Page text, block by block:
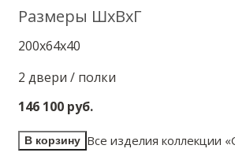
Размеры ШхВхГ
200х64х40
2 двери / полки
146 100 руб.
В корзину Все изделия коллекции «